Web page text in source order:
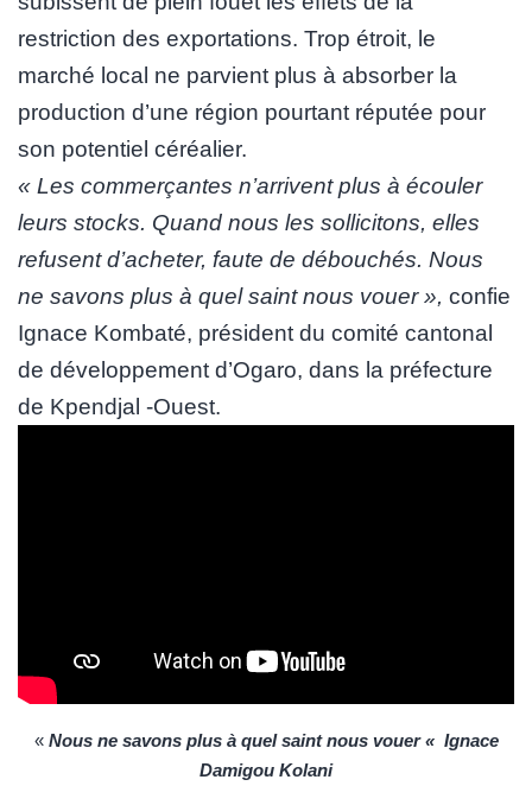
restriction des exportations. Trop étroit, le
marché local ne parvient plus à absorber la
production d’une région pourtant réputée pour
son potentiel céréalier.
« Les commerçantes n’arrivent plus à écouler
leurs stocks. Quand nous les sollicitons, elles
refusent d’acheter, faute de débouchés. Nous
ne savons plus à quel saint nous vouer », confie
Ignace Kombaté, président du comité cantonal
de développement d’Ogaro, dans la préfecture
de Kpendjal -Ouest.
« Nous ne savons plus à quel saint nous vouer « Ignace
Damigou Kolani